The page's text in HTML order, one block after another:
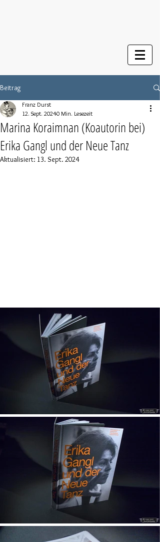
Beitrag
Marina Koraimnan (Koautorin bei)
Erika Gangl und der Neue Tanz
Franz Durst
12. Sept. 20240 Min. Lesezeit
Aktualisiert: 13. Sept. 2024